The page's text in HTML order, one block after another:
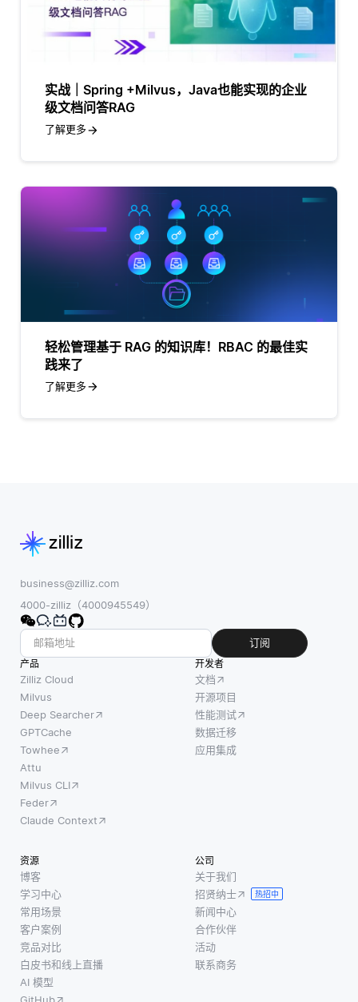
实战｜Spring +Milvus，Java也能实现的企业
级文档问答RAG
了解更多
轻松管理基于 RAG 的知识库！RBAC 的最佳实
践来了
了解更多
business@zilliz.com
4000-zilliz（4000945549）
订阅
产品
Zilliz Cloud
Milvus
Deep Searcher
GPTCache
Towhee
Attu
Milvus CLI
Feder
Claude Context
开发者
文档
开源项目
性能测试
数据迁移
应用集成
资源
博客
学习中心
常用场景
客户案例
竞品对比
白皮书和线上直播
AI 模型
GitHub
公司
关于我们
招贤纳士
热招中
新闻中心
合作伙伴
活动
联系商务